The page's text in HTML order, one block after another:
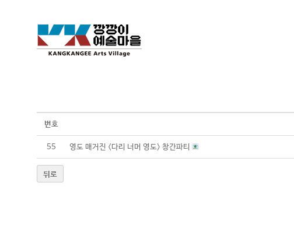
번호
55 영도 매거진 <다리 너머 영도> 창간파티
뒤로